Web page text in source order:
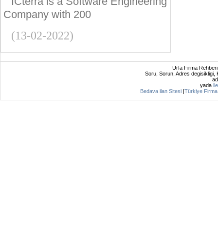
Company with 200
(13-02-2022)
Urfa Firma
Soru, Sorun, Adres
yada
Bedava ilan Sitesi |Türkiye